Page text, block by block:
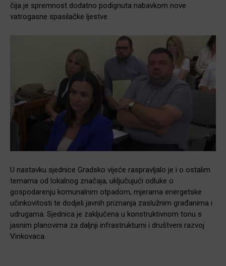
čija je spremnost dodatno podignuta nabavkom nove
vatrogasne spasilačke ljestve.
U nastavku sjednice Gradsko vijeće raspravljalo je i o ostalim
temama od lokalnog značaja, uključujući odluke o
gospodarenju komunalnim otpadom, mjerama energetske
učinkovitosti te dodjeli javnih priznanja zaslužnim građanima i
udrugama. Sjednica je zaključena u konstruktivnom tonu s
jasnim planovima za daljnji infrastrukturni i društveni razvoj
Vinkovaca.